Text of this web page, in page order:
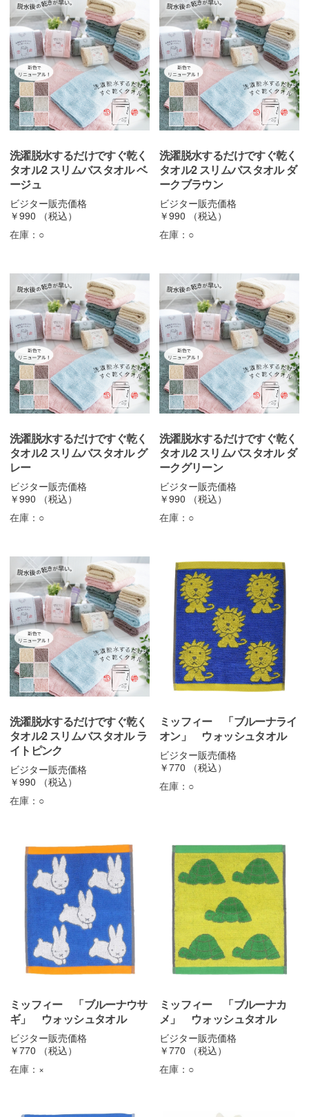
洗濯脱水するだけですぐ乾く
タオル2 スリムバスタオル ベ
ージュ
ビジター販売価格
￥990
（税込）
在庫： ○
洗濯脱水するだけですぐ乾く
タオル2 スリムバスタオル ダ
ークブラウン
ビジター販売価格
￥990
（税込）
在庫： ○
洗濯脱水するだけですぐ乾く
タオル2 スリムバスタオル グ
レー
ビジター販売価格
￥990
（税込）
在庫： ○
洗濯脱水するだけですぐ乾く
タオル2 スリムバスタオル ダ
ークグリーン
ビジター販売価格
￥990
（税込）
在庫： ○
洗濯脱水するだけですぐ乾く
タオル2 スリムバスタオル ラ
イトピンク
ビジター販売価格
￥990
（税込）
在庫： ○
ミッフィー 「ブルーナライ
オン」 ウォッシュタオル
ビジター販売価格
￥770
（税込）
在庫： ○
ミッフィー 「ブルーナウサ
ギ」 ウォッシュタオル
ビジター販売価格
￥770
（税込）
在庫： ×
ミッフィー 「ブルーナカ
メ」 ウォッシュタオル
ビジター販売価格
￥770
（税込）
在庫： ○